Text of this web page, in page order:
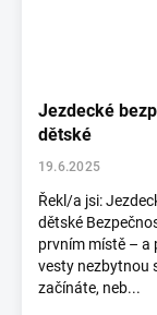
Jezdecké
dětské
19.6.2025
Řekl/a jsi:
dětské
prvním místě – a
vesty nezbytnou
začínáte, neb...